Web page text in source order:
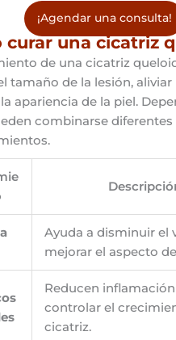
¡Agendar una consulta!
curar una cicatriz
de una cicatriz
tamaño de la lesión,
apariencia de la piel.
combinarse diferentes
Ayuda a disminuir el
mejorar el aspecto
Reducen
controlar el
cicatriz.